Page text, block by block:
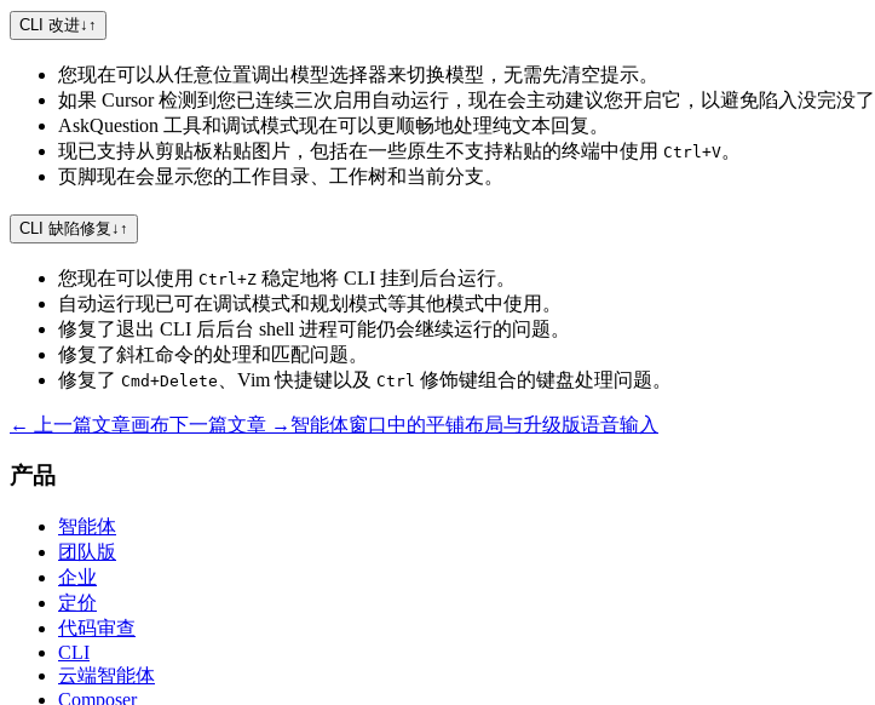
CLI 改进↓ ↑
您现在可以从任意位置调出模型选择器来切换模型，无需先清空提示。
如果 Cursor 检测到您已连续三次启用自动运行，现在会主动建议您开启它，以避免陷入没完没了
AskQuestion 工具和调试模式现在可以更顺畅地处理纯文本回复。
现已支持从剪贴板粘贴图片，包括在一些原生不支持粘贴的终端中使用 Ctrl+V。
页脚现在会显示您的工作目录、工作树和当前分支。
CLI 缺陷修复↓ ↑
您现在可以使用 Ctrl+Z 稳定地将 CLI 挂到后台运行。
自动运行现已可在调试模式和规划模式等其他模式中使用。
修复了退出 CLI 后后台 shell 进程可能仍会继续运行的问题。
修复了斜杠命令的处理和匹配问题。
修复了 Cmd+Delete 、Vim 快捷键以及 Ctrl 修饰键组合的键盘处理问题。
← 上一篇文章画布下一篇文章 → 智能体窗口中的平铺布局与升级版语音输入
产品
智能体
团队版
企业
定价
代码审查
CLI
云端智能体
Composer